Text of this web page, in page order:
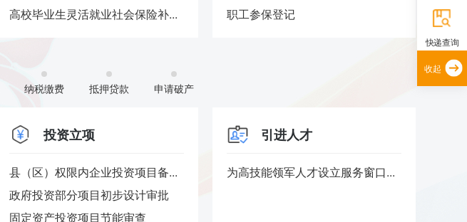
高校毕业生灵活就业社会保险补...
职工参保登记
纳税缴费 抵押贷款 申请破产
投资立项
县（区）权限内企业投资项目备...
政府投资部分项目初步设计审批
固定资产投资项目节能审查
引进人才
为高技能领军人才设立服务窗口...
快递查询
收起